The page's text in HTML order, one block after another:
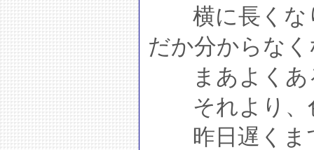
横に長くな
だか分からな
まあよくあ
それより、
昨日遅くま